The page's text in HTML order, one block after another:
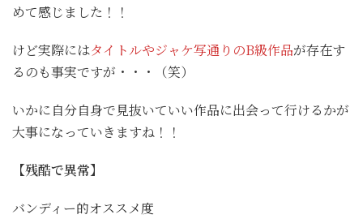
めて感じました！！
けど実際にはタイトルやジャケ写通りのB級作品が存在す
るのも事実ですが・・・（笑）
いかに自分自身で見抜いていい作品に出会って行けるかが
大事になっていきますね！！
【残酷で異常】
バンディー的オススメ度